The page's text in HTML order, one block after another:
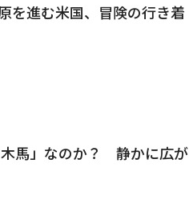
を進む米国、冒険の行き着
馬」なのか？ 静かに広が